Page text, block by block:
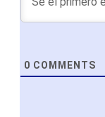
0 COMMENTS